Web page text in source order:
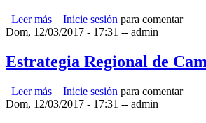
Leer más sobre Plan de acción estratégico
conservación y el uso de los
cambio climático (PAEM)
Inicie sesión para comentar
Dom, 12/03/2017 - 17:31 -- admin
Estrategia Regional de
Leer más sobre Estrategia Regional de
Inicie sesión para comentar
Dom, 12/03/2017 - 17:31 -- admin